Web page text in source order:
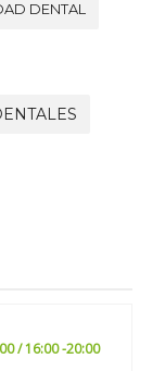
DENTAL
/ 16:00 -20:00